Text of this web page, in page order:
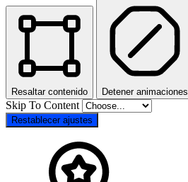
Resaltar contenido Detener animaciones
Skip To Content
Restablecer ajustes